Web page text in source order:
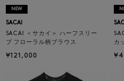
NEW
SACAI
SACAI ＜サカイ＞ ハーフスリー
ブ フローラル柄ブラウス
¥121,000
カ